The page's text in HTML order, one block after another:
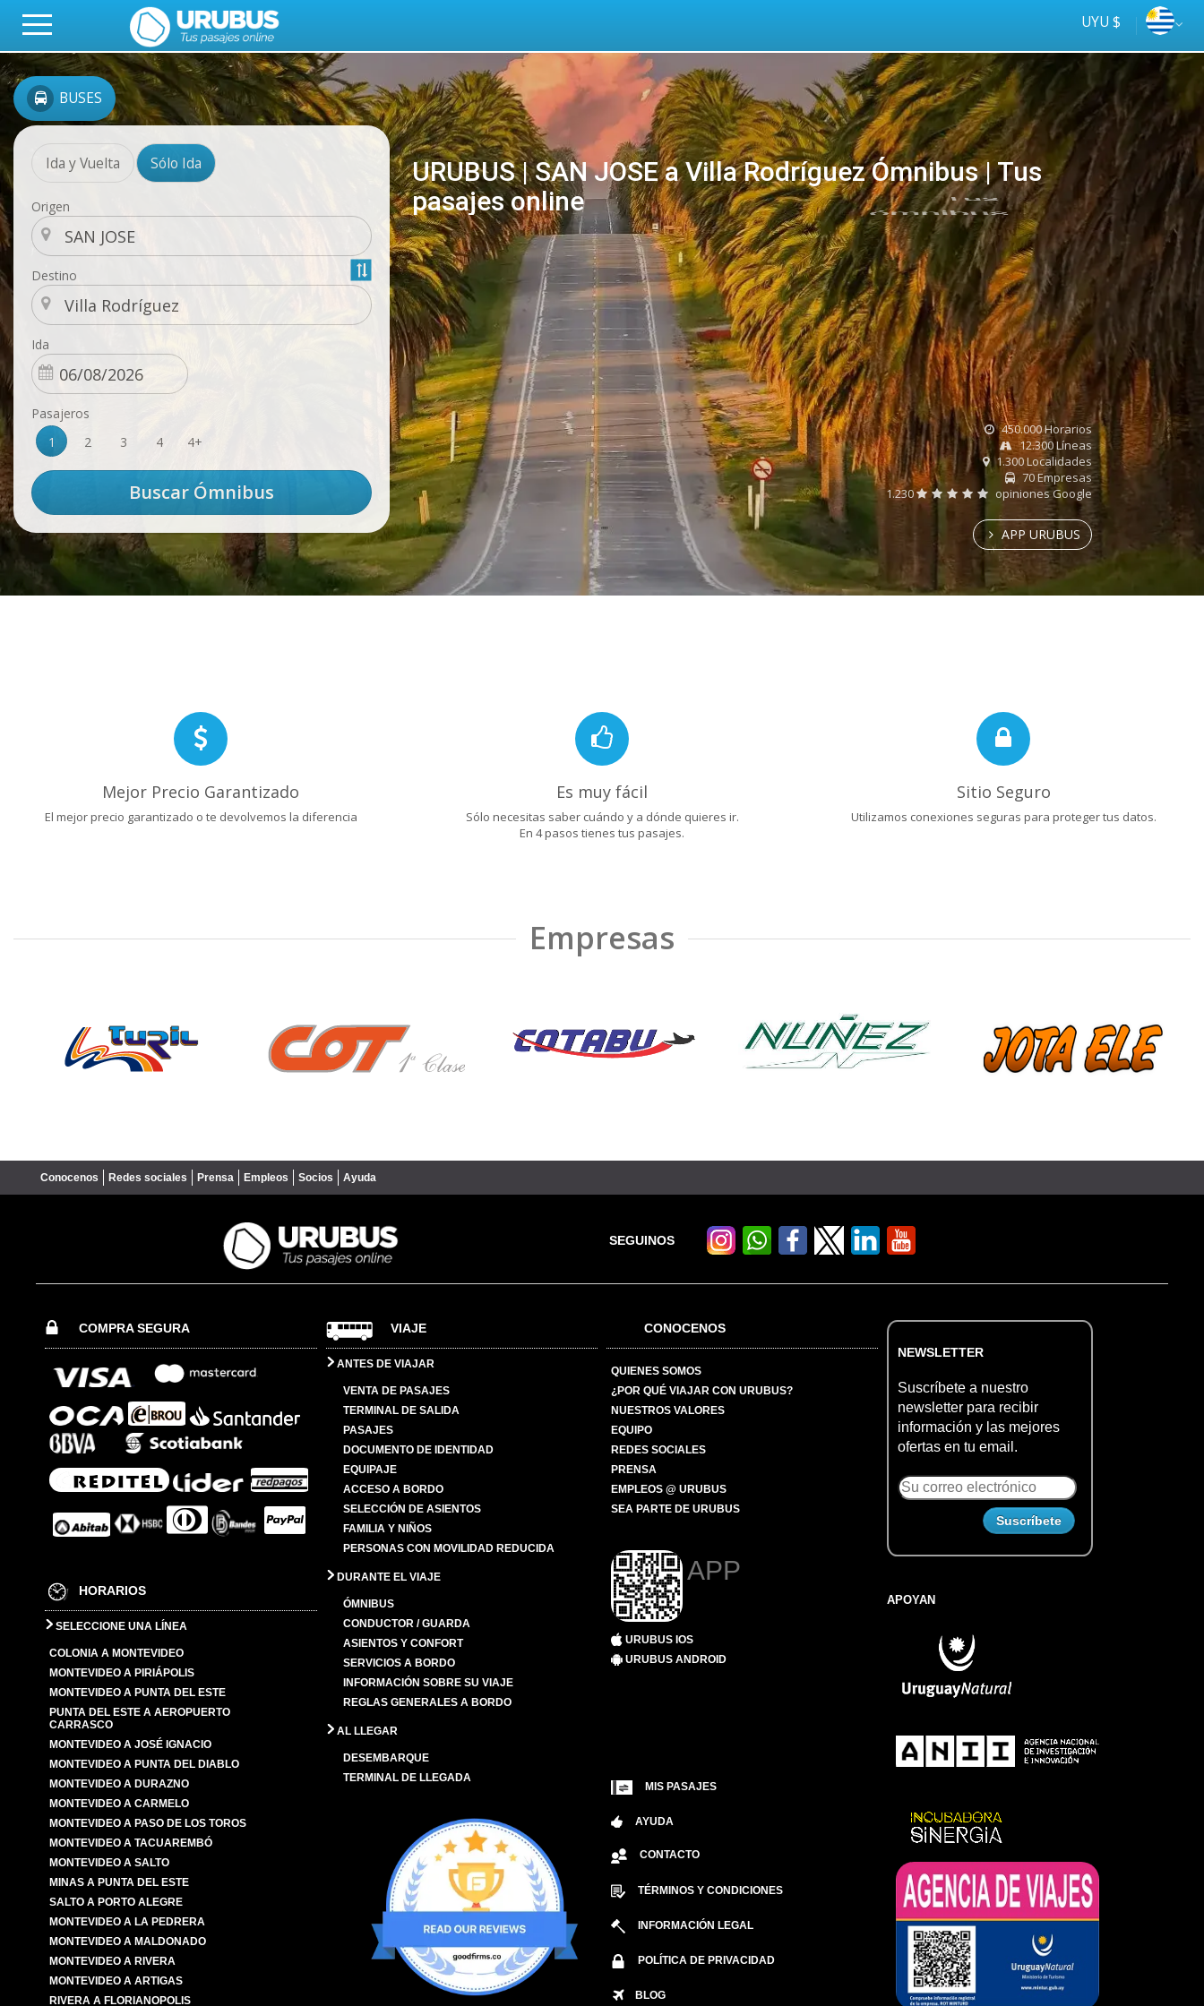
UYU $
BUSES
Ida y Vuelta Sólo Ida
Origen
Destino
Ida
Pasajeros
1
2 3 4 4+
URUBUS | SAN JOSE a Villa Rodríguez Ómnibus | Tus
pasajes online
online
Tus
ómnibus
450.000 Horarios
12.300 Líneas
1.300 Localidades
70 Empresas
1.230
opiniones Google
APP URUBUS
Mejor Precio Garantizado
El mejor precio garantizado o te devolvemos la diferencia
Es muy fácil
Sólo necesitas saber cuándo y a dónde quieres ir.
En 4 pasos tienes tus pasajes.
Sitio Seguro
Utilizamos conexiones seguras para proteger tus datos.
Empresas
Conocenos Redes sociales Prensa Empleos Socios Ayuda
SEGUINOS
COMPRA SEGURA
HORARIOS
SELECCIONE UNA LÍNEA
COLONIA A MONTEVIDEO
MONTEVIDEO A PIRIÁPOLIS
MONTEVIDEO A PUNTA DEL ESTE
PUNTA DEL ESTE A AEROPUERTO
CARRASCO
MONTEVIDEO A JOSÉ IGNACIO
MONTEVIDEO A PUNTA DEL DIABLO
MONTEVIDEO A DURAZNO
MONTEVIDEO A CARMELO
MONTEVIDEO A PASO DE LOS TOROS
MONTEVIDEO A TACUAREMBÓ
MONTEVIDEO A SALTO
MINAS A PUNTA DEL ESTE
SALTO A PORTO ALEGRE
MONTEVIDEO A LA PEDRERA
MONTEVIDEO A MALDONADO
MONTEVIDEO A RIVERA
MONTEVIDEO A ARTIGAS
RIVERA A FLORIANOPOLIS
VIAJE
ANTES DE VIAJAR
VENTA DE PASAJES
TERMINAL DE SALIDA
PASAJES
DOCUMENTO DE IDENTIDAD
EQUIPAJE
ACCESO A BORDO
SELECCIÓN DE ASIENTOS
FAMILIA Y NIÑOS
PERSONAS CON MOVILIDAD REDUCIDA
DURANTE EL VIAJE
ÓMNIBUS
CONDUCTOR / GUARDA
ASIENTOS Y CONFORT
SERVICIOS A BORDO
INFORMACIÓN SOBRE SU VIAJE
REGLAS GENERALES A BORDO
AL LLEGAR
DESEMBARQUE
TERMINAL DE LLEGADA
CONOCENOS
QUIENES SOMOS
¿POR QUÉ VIAJAR CON URUBUS?
NUESTROS VALORES
EQUIPO
REDES SOCIALES
PRENSA
EMPLEOS @ URUBUS
SEA PARTE DE URUBUS
APP
URUBUS IOS
URUBUS ANDROID
MIS PASAJES
AYUDA
CONTACTO
TÉRMINOS Y CONDICIONES
INFORMACIÓN LEGAL
POLÍTICA DE PRIVACIDAD
BLOG
NEWSLETTER
Suscríbete a nuestro
newsletter para recibir
información y las mejores
ofertas en tu email.
APOYAN